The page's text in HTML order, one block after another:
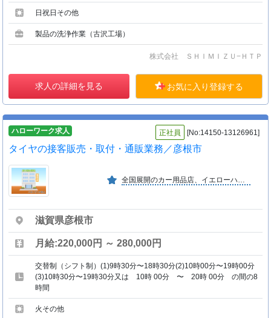
日祝日その他
製品の洗浄作業（古沢工場）
株式会社 ＳＨＩＭＩＺＵ−ＨＴＰ
求人の詳細を見る お気に入り登録する
ハローワーク求人 正社員 [No:14150-13126961]
タイヤの接客販売・取付・通販業務／彦根市
全国展開のカー用品店、イエローハットの本部が１００％出資する格安タイヤの専門店。 全国に５５店舗を展開し、さらに新規出店計画中。
滋賀県彦根市
月給:220,000円 ～ 280,000円
交替制（シフト制）(1)9時30分〜18時30分(2)10時00分〜19時00分
(3)10時30分〜19時30分又は 10時 00分 〜 20時 00分 の間の8
時間
火その他